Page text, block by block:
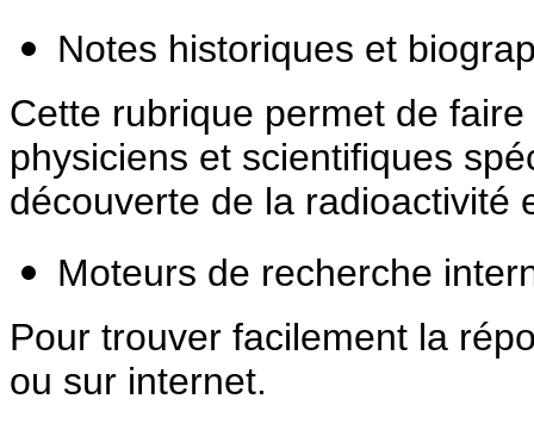
Notes historiques et
Cette rubrique permet de
physiciens et scientifiques
découverte de la radioactivité
Moteurs de recherche
Pour trouver facilement la
ou sur internet.